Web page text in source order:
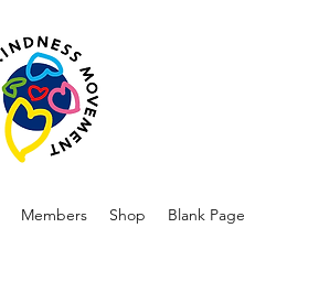
Members Shop Blank Page